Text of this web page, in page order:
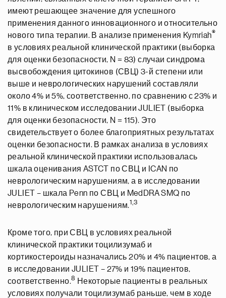
имеют решающее значение для успешного
применения данного инновационного и относительно
нового типа терапии. В анализе применения Kymriah®
в условиях реальной клинической практики (выборка
для оценки безопасности, N = 83) случаи синдрома
высвобождения цитокинов (СВЦ) 3-й степени или
выше и неврологических нарушений составляли
около 4% и 5%, соответственно, по сравнению с 23% и
11% в клиническом исследовании JULIET (выборка
для оценки безопасности, N = 115). Это
свидетельствует о более благоприятных результатах
оценки безопасности. В рамках анализа в условиях
реальной клинической практики использовалась
шкала оценивания ASTCT по СВЦ и ICAN по
неврологическим нарушениям, а в исследовании
JULIET – шкала Penn по СВЦ и MedDRA SMQ по
неврологическим нарушениям.1,3
Кроме того, при СВЦ в условиях реальной
клинической практики тоцилизумаб и
кортикостероиды назначались 20% и 4% пациентов, а
в исследовании JULIET – 27% и 19% пациентов,
соответственно.8 Некоторые пациенты в реальных
условиях получали тоцилизумаб раньше, чем в ходе